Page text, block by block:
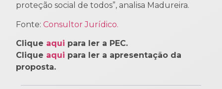
proteção social de todos”, analisa Madureira.
Fonte: Consultor Jurídico.
Clique aqui para ler a PEC.
Clique aqui para ler a apresentação da
proposta.